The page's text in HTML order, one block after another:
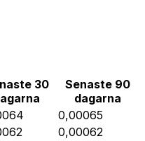
30
Senaste 90
dagarna
0,00065
0,00062